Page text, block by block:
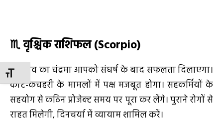
TOGGLE FONT SIZE
♏वृश्चिक राशिफल (Scorpio)
छठे भाव का चंद्रमा आपको संघर्ष के बाद सफलता दिलाएगा।
कोर्ट-कचहरी के मामलों में पक्ष मजबूत होगा। सहकर्मियों के
सहयोग से कठिन प्रोजेक्ट समय पर पूरा कर लेंगे। पुराने रोगों से
राहत मिलेगी, दिनचर्या में व्यायाम शामिल करें।